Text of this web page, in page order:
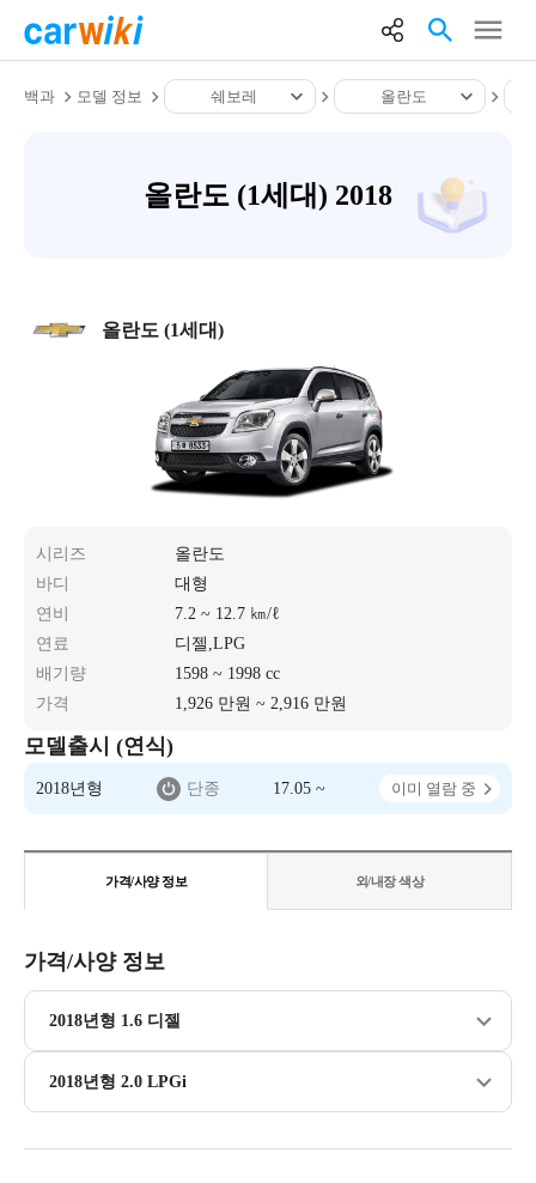
백과 모델 정보 쉐보레 올란도
올란도 (1세대) 2018
올란도 (1세대)
시리즈
올란도
바디
대형
연비
7.2 ~ 12.7 ㎞/ℓ
연료
디젤,LPG
배기량
1598 ~ 1998 cc
가격
1,926 만원 ~ 2,916 만원
모델출시 (연식)
2018년형 단종 17.05 ~ 이미 열람 중
가격/사양 정보 외/내장 색상
가격/사양 정보
2018년형 1.6 디젤
2018년형 2.0 LPGi